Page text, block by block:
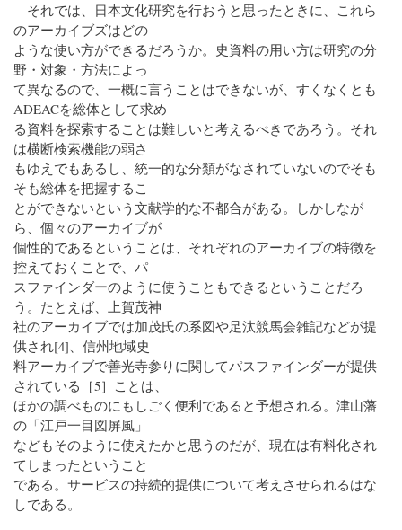
それでは、日本文化研究を行おうと思ったときに、これら
のアーカイブズはどの
ような使い方ができるだろうか。史資料の用い方は研究の分
野・対象・方法によっ
て異なるので、一概に言うことはできないが、すくなくとも
ADEACを総体として求め
る資料を探索することは難しいと考えるべきであろう。それ
は横断検索機能の弱さ
もゆえでもあるし、統一的な分類がなされていないのでそも
そも総体を把握するこ
とができないという文献学的な不都合がある。しかしなが
ら、個々のアーカイブが
個性的であるということは、それぞれのアーカイブの特徴を
控えておくことで、パ
スファインダーのように使うこともできるということだろ
う。たとえば、上賀茂神
社のアーカイブでは加茂氏の系図や足汰競馬会雑記などが提
供され[4]、信州地域史
料アーカイブで善光寺参りに関してパスファインダーが提供
されている［5］ことは、
ほかの調べものにもしごく便利であると予想される。津山藩
の「江戸一目図屏風」
などもそのように使えたかと思うのだが、現在は有料化され
てしまったということ
である。サービスの持続的提供について考えさせられるはな
しである。